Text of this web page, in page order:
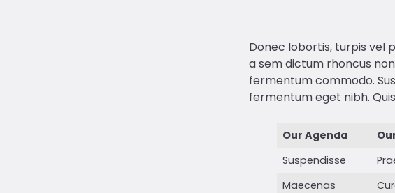
Donec lobortis, turpis vel
a sem dictum rhoncus
fermentum commodo.
fermentum eget nibh.
Our Agenda
Suspendisse
Maecenas